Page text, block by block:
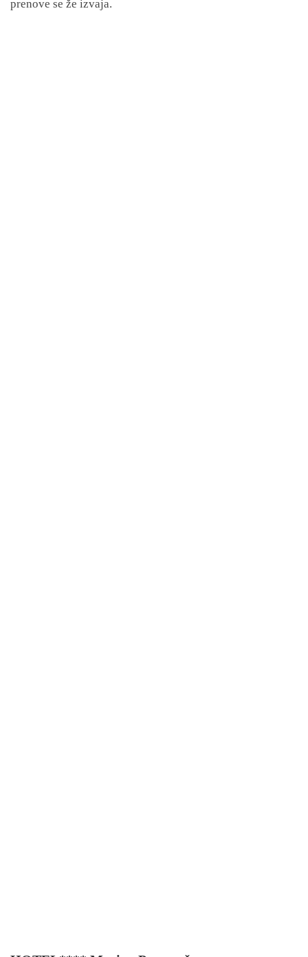
prenove se že izvaja.